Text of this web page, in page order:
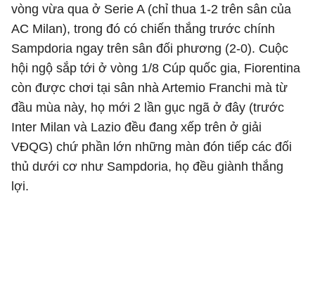
vòng vừa qua ở Serie A (chỉ thua 1-2 trên sân của
AC Milan), trong đó có chiến thắng trước chính
Sampdoria ngay trên sân đối phương (2-0). Cuộc
hội ngộ sắp tới ở vòng 1/8 Cúp quốc gia, Fiorentina
còn được chơi tại sân nhà Artemio Franchi mà từ
đầu mùa này, họ mới 2 lần gục ngã ở đây (trước
Inter Milan và Lazio đều đang xếp trên ở giải
VĐQG) chứ phần lớn những màn đón tiếp các đối
thủ dưới cơ như Sampdoria, họ đều giành thắng
lợi.